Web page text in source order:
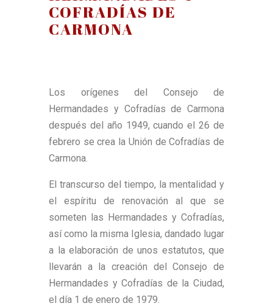
COFRADÍAS DE
CARMONA​
Los orígenes del Consejo de
Hermandades y Cofradías de Carmona
después del año 1949, cuando el 26 de
febrero se crea la Unión de Cofradías de
Carmona.
El transcurso del tiempo, la mentalidad y
el espíritu de renovación al que se
someten las Hermandades y Cofradías,
así como la misma Iglesia, dandado lugar
a la elaboración de unos estatutos, que
llevarán a la creación del Consejo de
Hermandades y Cofradías de la Ciudad,
el día 1 de enero de 1979.